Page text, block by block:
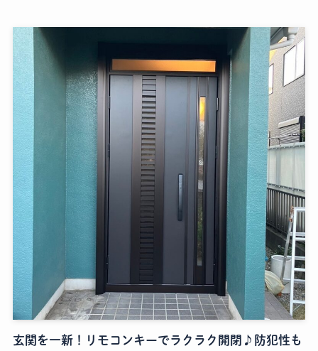
玄関を一新！リモコンキーでラクラク開閉♪防犯性も